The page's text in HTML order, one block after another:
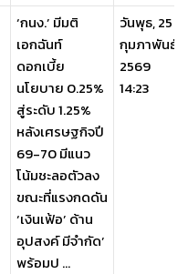
‘กนง.’ มีมติ
เอกฉันท์
ดอกเบี้ย
นโยบาย 0.25%
สู่ระดับ 1.25%
หลังเศรษฐกิจปี
69-70 มีแนว
โน้มชะลอตัวลง
ขณะที่แรงกดดัน
‘เงินเฟ้อ’ ด้าน
อุปสงค์ มีจำกัด’
พร้อมป ...
วันพุธ, 25
กุมภาพันธ์
2569
14:23